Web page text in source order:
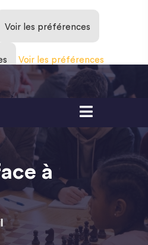
Voir les préférences
Voir les préférences
à